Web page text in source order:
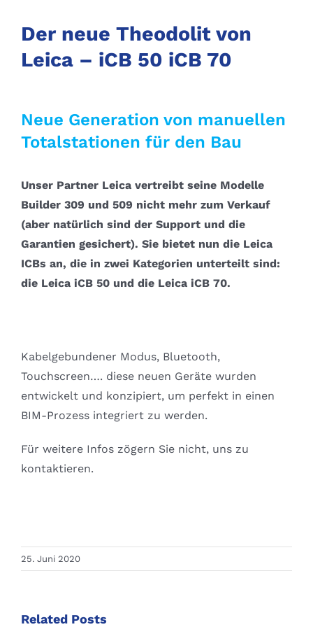
Der neue Theodolit von
Leica – iCB 50 iCB 70
Neue Generation von manuellen
Totalstationen für den Bau
Unser Partner Leica vertreibt seine Modelle
Builder 309 und 509 nicht mehr zum Verkauf
(aber natürlich sind der Support und die
Garantien gesichert). Sie bietet nun die Leica
ICBs an, die in zwei Kategorien unterteilt sind:
die Leica iCB 50 und die Leica iCB 70.
Kabelgebundener Modus, Bluetooth,
Touchscreen…. diese neuen Geräte wurden
entwickelt und konzipiert, um perfekt in einen
BIM-Prozess integriert zu werden.
Für weitere Infos zögern Sie nicht, uns zu
kontaktieren.
25. Juni 2020
Related PostsFrischer